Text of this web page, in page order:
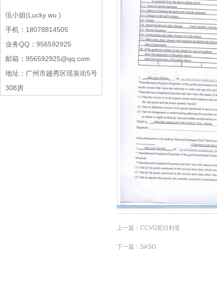
伍小姐(Lucky wu )
手机：18078814505
业务QQ：956592925
邮箱：956592925@qq.com
地址：广州市越秀区瑶泉街5号
308房
上一篇： CCVO尼日利亚
下一篇： SASO